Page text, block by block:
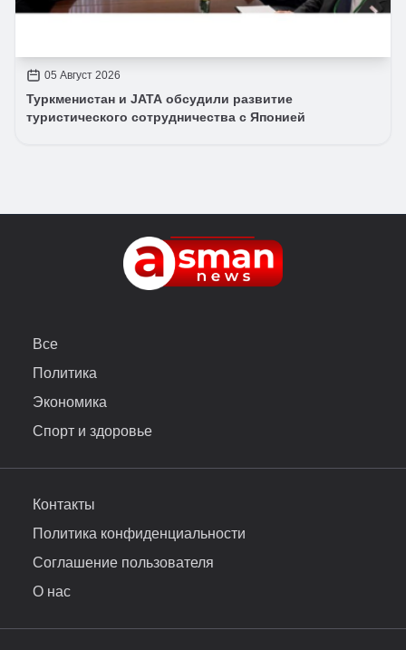
05 Август 2026
Туркменистан и JATA обсудили развитие
туристического сотрудничества с Японией
Все
Политика
Экономика
Спорт и здоровье
Контакты
Политика конфиденциальности
Соглашение пользователя
О нас